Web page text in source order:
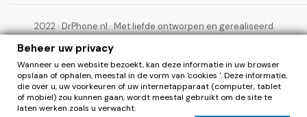
2022 · DrPhone.nl · Met liefde ontworpen en gerealiseerd
0
Beheer uw privacy
Wanneer u een website bezoekt, kan deze informatie in uw browser
opslaan of ophalen, meestal in de vorm van 'cookies '. Deze informatie,
die over u, uw voorkeuren of uw internetapparaat (computer, tablet
of mobiel) zou kunnen gaan, wordt meestal gebruikt om de site te
laten werken zoals u verwacht.